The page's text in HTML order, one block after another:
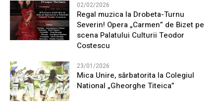
02/02/2026
Regal muzica la Drobeta-Turnu
Severin! Opera „Carmen” de Bizet pe
scena Palatului Culturii Teodor
Costescu
23/01/2026
Mica Unire, sărbatorita la Colegiul
National „Gheorghe Titeica”